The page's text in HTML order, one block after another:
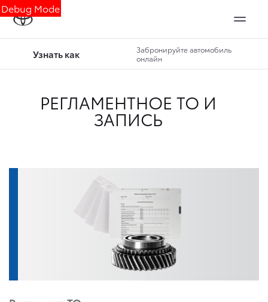
Debug Mode
Забронируйте автомобиль
онлайн
Узнать как
РЕГЛАМЕНТНОЕ ТО И
ЗАПИСЬ